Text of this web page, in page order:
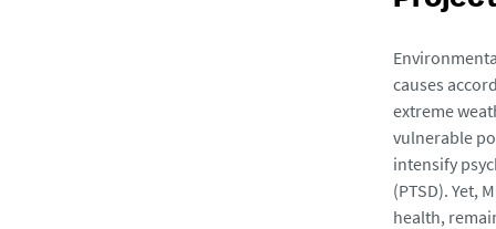
causes
extreme
vulnerable
intensify
(PTSD). Yet,
health,